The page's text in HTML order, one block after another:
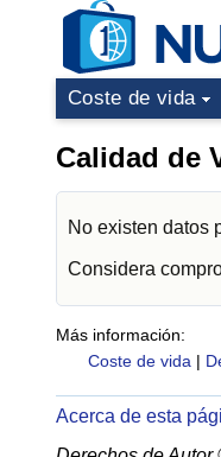
Coste de vida
Calidad de
No existen datos
Considera
Más información:
Coste de vida |
Acerca de esta